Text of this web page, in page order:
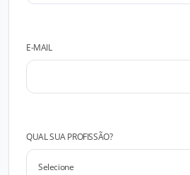
E-MAIL
QUAL SUA PROFISSÃO?